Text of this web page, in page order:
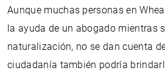
Aunque muchas personas en
la ayuda de un abogado mientras
naturalización, no se dan cuenta
ciudadanía también podría